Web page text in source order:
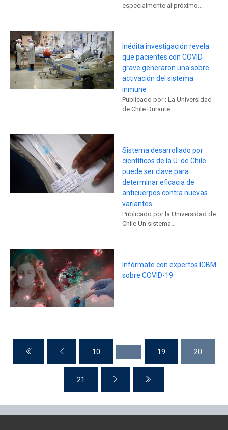
especialmente al próximo...
Inédita investigación revela
que pacientes con COVID
grave generaron una sobre
activación del sistema
inmune
Publicado por : La Universidad
de Chile Durante...
Sistema desarrollado por
científicos de la U. de Chile
puede ser clave para
determinar eficacia de
anticuerpos contra nuevas
variantes
Publicado por la Universidad de
Chile Un sistema...
Infórmate con expertos ICBM
sobre COVID-19
10 19 20
21